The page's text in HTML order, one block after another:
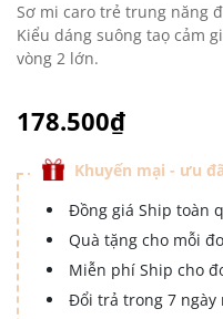
Sơ mi caro trẻ trung năng
Kiểu dáng suông taọ cảm
vòng 2 lớn.
178.500₫
Khuyến mại - ưu
Đồng giá Ship toàn
Quà tặng cho mỗi
Miễn phí Ship cho
Đổi trả trong 7 ngày